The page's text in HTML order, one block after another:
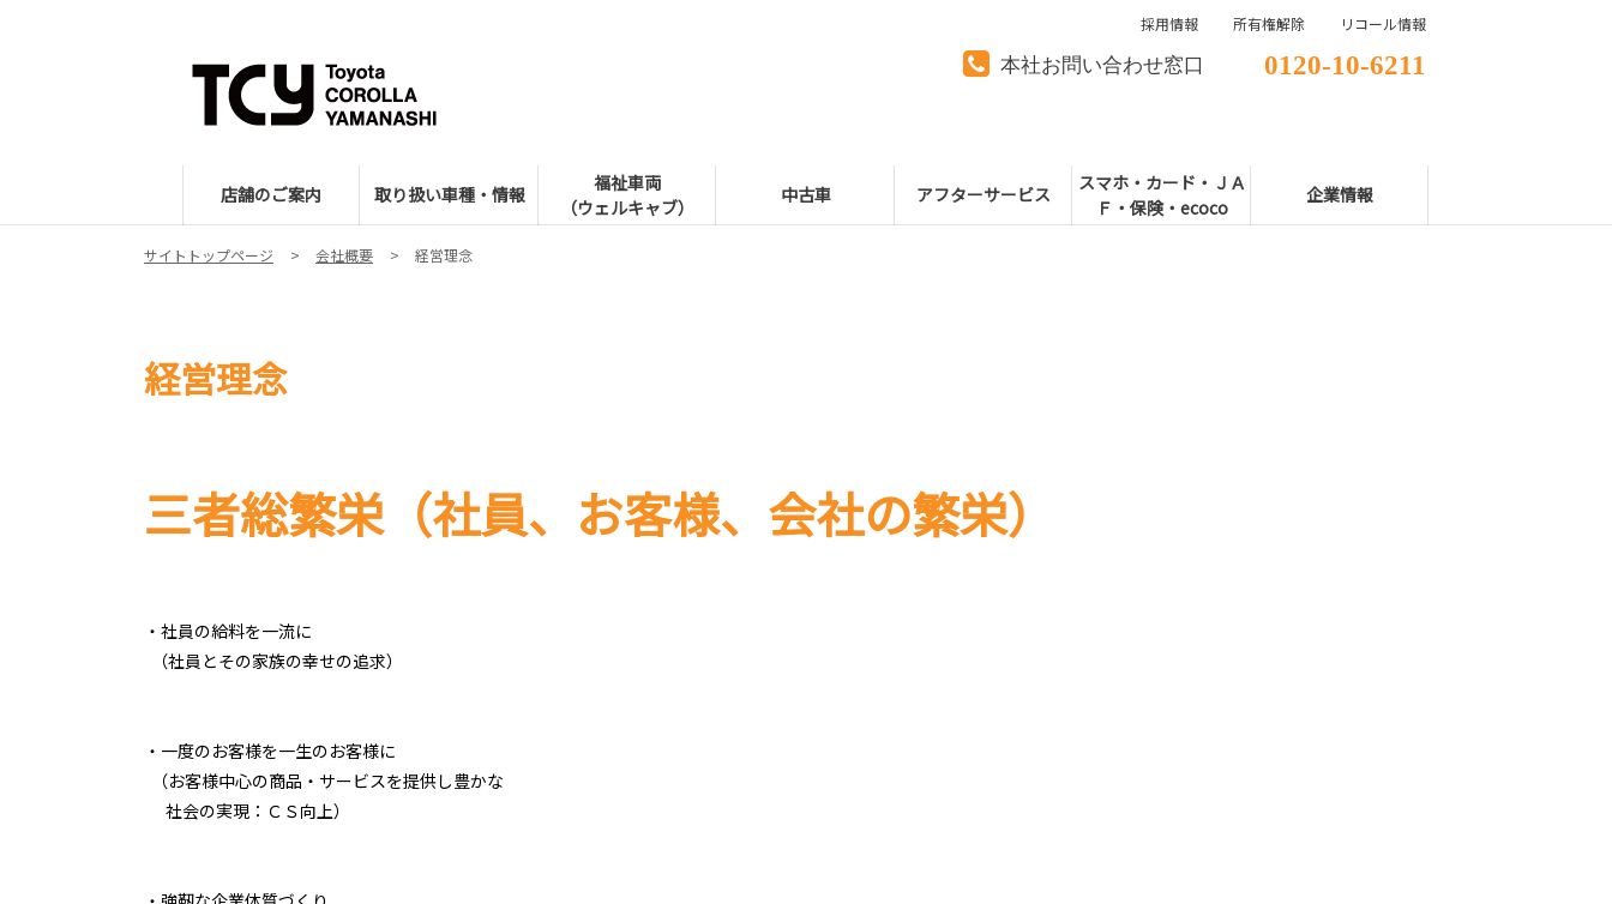
本社お問い合わせ窓口 0120-10-6211
店舗のご案内 取り扱い車種・情報
福祉車両
（ウェルキャブ）
中古車 アフターサービス
スマホ・カード・ＪＡ
Ｆ・保険・ecoco
企業情報
採用情報 所有権解除 リコール情報
サイトトップページ 会社概要 経営理念
経営理念
三者総繁栄（社員、お客様、会社の繁栄）
・社員の給料を一流に
（社員とその家族の幸せの追求）
・一度のお客様を一生のお客様に
（お客様中心の商品・サービスを提供し豊かな
社会の実現：ＣＳ向上）